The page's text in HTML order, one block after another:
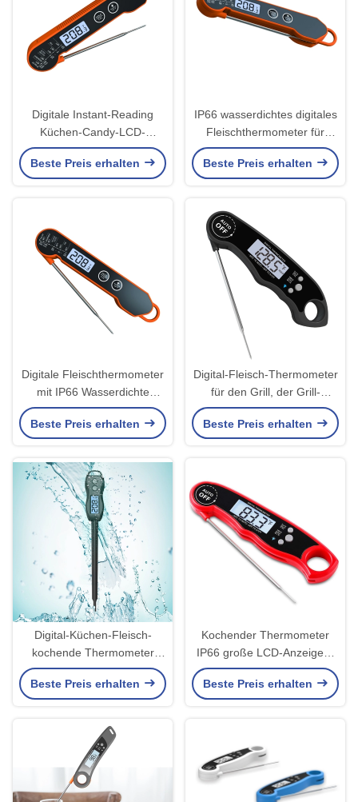
Digitale Instant-Reading
Küchen-Candy-LCD-
Thermometer Fleisch-
Thermometer zum Grillen
Beste Preis erhalten
IP66 wasserdichtes digitales
Fleischthermometer für
Küchen- und
Mikrowellenöfen
Beste Preis erhalten
Digitale Fleischthermometer
mit IP66 Wasserdichte
Funktion
Küchenthermometer
Beste Preis erhalten
Digital-Fleisch-Thermometer
für den Grill, der Grill-
Flüssigkeit kocht
Beste Preis erhalten
Digital-Küchen-Fleisch-
kochende Thermometer
IP66 für Steak/Milch/Foody-
Flüssigkeit
Beste Preis erhalten
Kochender Thermometer
IP66 große LCD-Anzeigen-
Digital imprägniern für das
Innenc$kochen im Freien
Beste Preis erhalten